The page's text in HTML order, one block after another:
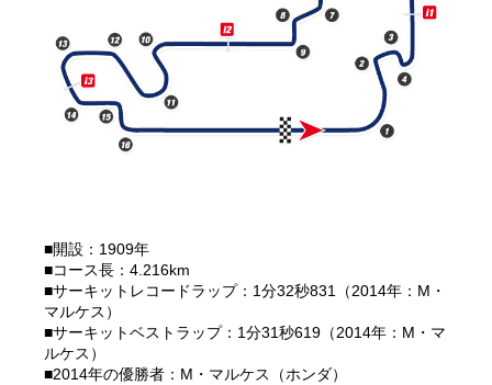
■開設：1909年
■コース長：4.216km
■サーキットレコードラップ：1分32秒831（2014年：M・
マルケス）
■サーキットベストラップ：1分31秒619（2014年：M・マ
ルケス）
■2014年の優勝者：M・マルケス（ホンダ）